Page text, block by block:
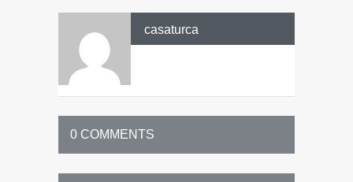
casaturca
0 COMMENTS